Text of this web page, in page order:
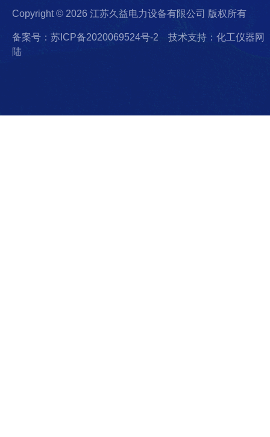
Copyright © 2026 江苏久益电力设备有限公司 版权所有
备案号：苏ICP备2020069524号-2
技术支持：化工仪器网
陆